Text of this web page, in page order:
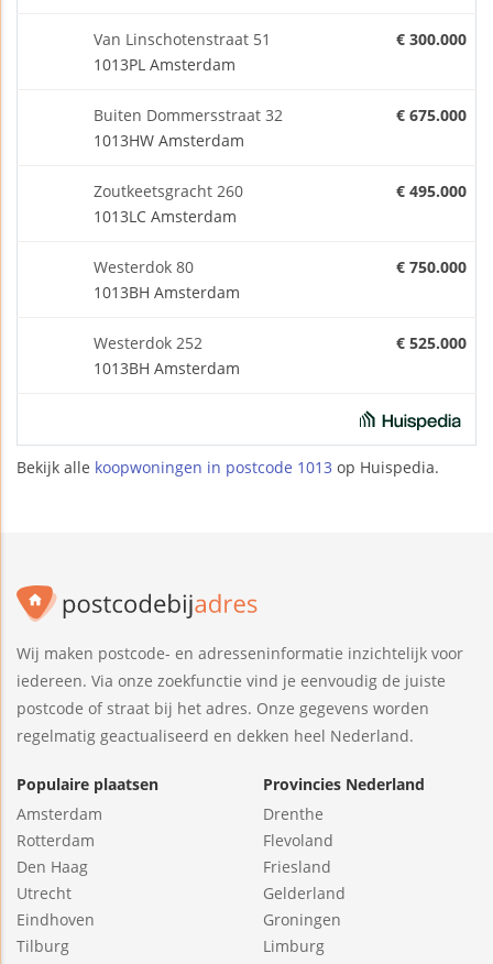
Van Linschotenstraat 51
1013PL Amsterdam
€ 300.000
Buiten Dommersstraat 32
1013HW Amsterdam
€ 675.000
Zoutkeetsgracht 260
1013LC Amsterdam
€ 495.000
Westerdok 80
1013BH Amsterdam
€ 750.000
Westerdok 252
1013BH Amsterdam
€ 525.000
Bekijk alle koopwoningen in postcode 1013 op Huispedia.
Wij maken postcode- en adresseninformatie inzichtelijk voor
iedereen. Via onze zoekfunctie vind je eenvoudig de juiste
postcode of straat bij het adres. Onze gegevens worden
regelmatig geactualiseerd en dekken heel Nederland.
Populaire plaatsen
Amsterdam
Rotterdam
Den Haag
Utrecht
Eindhoven
Tilburg
Provincies Nederland
Drenthe
Flevoland
Friesland
Gelderland
Groningen
Limburg